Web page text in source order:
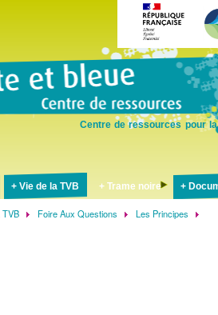
Centre de ressources pour
Vie de la TVB Trame noire
TVB Foire Aux Questions Les Principes